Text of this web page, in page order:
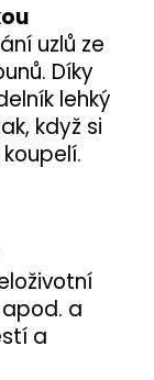
uzlů ze
Díky
lehký
když si
a
a